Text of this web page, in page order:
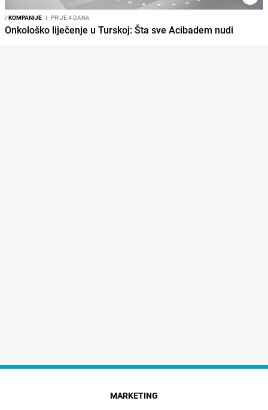
/KOMPANIJE I PRIJE 4 DANA
Onkološko liječenje u Turskoj: Šta sve Acibadem nudi
MARKETING